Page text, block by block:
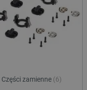
Części zamienne (6)